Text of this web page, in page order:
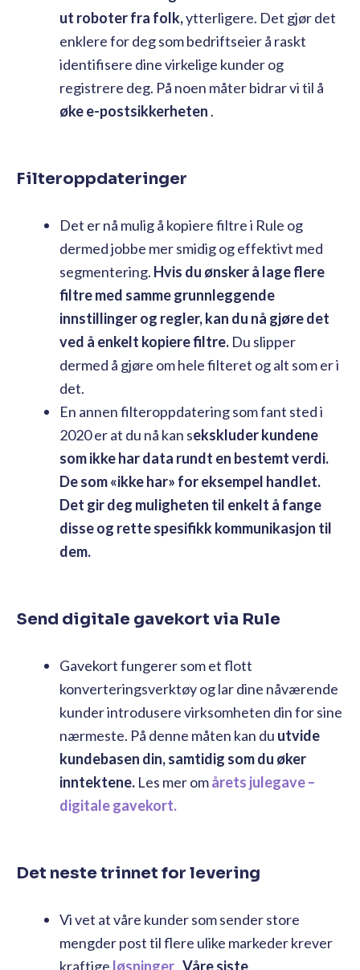
ut roboter fra folk,ytterligere. Det gjør det
enklere for deg som bedriftseier å raskt
identifisere dine virkelige kunder og
registrere deg. På noen måter bidrar vi til å
øke e-postsikkerheten .
Filteroppdateringer
Det er nå mulig å kopiere filtre i Rule og
dermed jobbe mer smidig og effektivt med
segmentering. Hvis du ønsker å lage flere
filtre med samme grunnleggende
innstillinger og regler, kan du nå gjøre det
ved å enkelt kopiere filtre. Du slipper
dermed å gjøre om hele filteret og alt som er i
det.
En annen filteroppdatering som fant sted i
2020 er at du nå kan sekskluder kundene
som ikke har data rundt en bestemt verdi.
De som «ikke har» for eksempel handlet.
Det gir deg muligheten til enkelt å fange
disse og rette spesifikk kommunikasjon til
dem.
Send digitale gavekort via Rule
Gavekort fungerer som et flott
konverteringsverktøy og lar dine nåværende
kunder introdusere virksomheten din for sine
nærmeste. På denne måten kan du utvide
kundebasen din, samtidig som du øker
inntektene. Les mer omårets julegave –
digitale gavekort.
Det neste trinnet for levering
Vi vet at våre kunder som sender store
mengder post til flere ulike markeder krever
kraftige løsninger.Våre siste